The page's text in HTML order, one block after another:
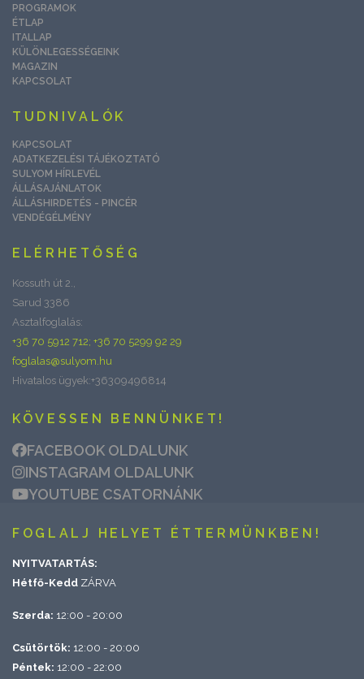
PROGRAMOK
ÉTLAP
ITALLAP
KÜLÖNLEGESSÉGEINK
MAGAZIN
KAPCSOLAT
TUDNIVALÓK
KAPCSOLAT
ADATKEZELÉSI TÁJÉKOZTATÓ
SULYOM HÍRLEVÉL
ÁLLÁSAJÁNLATOK
ÁLLÁSHIRDETÉS - PINCÉR
VENDÉGÉLMÉNY
ELÉRHETŐSÉG
Kossuth út 2.,
Sarud 3386
Asztalfoglalás:
+36 70 5912 712; +36 70 5299 92 29
foglalas@sulyom.hu
Hivatalos ügyek:+36309496814
KÖVESSEN BENNÜNKET!
FACEBOOK OLDALUNK
INSTAGRAM OLDALUNK
YOUTUBE CSATORNÁNK
FOGLALJ HELYET ÉTTERMÜNKBEN!
NYITVATARTÁS:
Hétfő-Kedd ZÁRVA
Szerda: 12:00 - 20:00
Csütörtök: 12:00 - 20:00
Péntek: 12:00 - 22:00